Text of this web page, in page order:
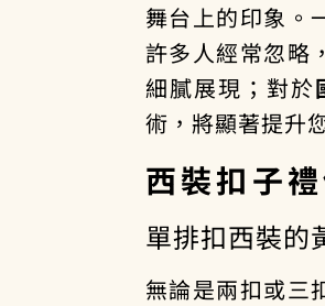
舞台上的印象。
許多人經常忽略
細膩展現；對於
術，將顯著提升
西裝扣子
單排扣西裝的
無論是兩扣或三